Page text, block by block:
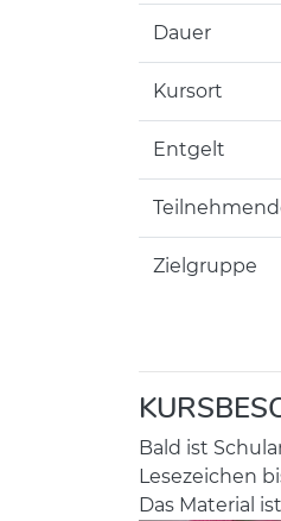
Dauer
Kursort
Entgelt
Zielgruppe
Bald ist
Lesezeichen
Das Material